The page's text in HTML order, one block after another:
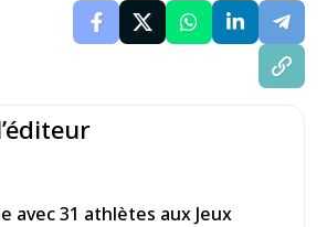
avec 31 athlètes aux Jeux